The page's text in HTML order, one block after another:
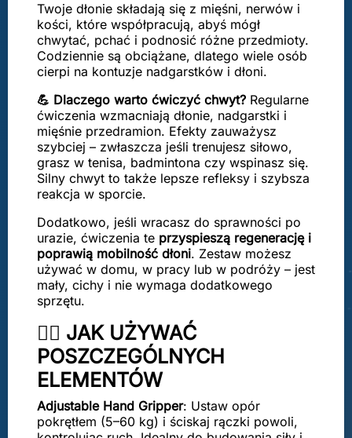
Twoje dłonie składają się z mięśni, nerwów i
kości, które współpracują, abyś mógł
chwytać, pchać i podnosić różne przedmioty.
Codziennie są obciążane, dlatego wiele osób
cierpi na kontuzje nadgarstków i dłoni.
💪 Dlaczego warto ćwiczyć chwyt? Regularne
ćwiczenia wzmacniają dłonie, nadgarstki i
mięśnie przedramion. Efekty zauważysz
szybciej – zwłaszcza jeśli trenujesz siłowo,
grasz w tenisa, badmintona czy wspinasz się.
Silny chwyt to także lepsze refleksy i szybsza
reakcja w sporcie.
Dodatkowo, jeśli wracasz do sprawności po
urazie, ćwiczenia te przyspieszą regenerację i
poprawią mobilność dłoni. Zestaw możesz
używać w domu, w pracy lub w podróży – jest
mały, cichy i nie wymaga dodatkowego
sprzętu.
🏋️‍♂️ JAK UŻYWAĆ
POSZCZEGÓLNYCH
ELEMENTÓW
Adjustable Hand Gripper: Ustaw opór
pokrętłem (5–60 kg) i ściskaj rączki powoli,